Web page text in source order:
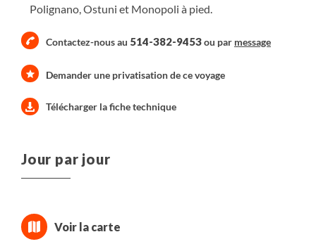
Polignano, Ostuni et Monopoli à pied.
Contactez-nous au 514-382-9453ou par message
Demander une privatisation de ce voyage
Télécharger la fiche technique
Jour par jour